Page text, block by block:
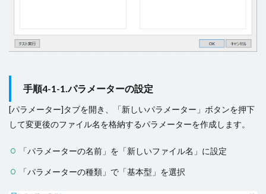
手順4-1-1.パラメーターの設定
[パラメーター]タブを開き、「新しいパラメーター」ボタンを押下
して変更後のファイル名を格納するパラメーターを作成します。
「パラメーターの名前」を「新しいファイル名」に設定
「パラメーターの種類」で「基本型」を選択